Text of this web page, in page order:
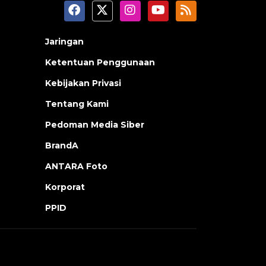
Jaringan
Ketentuan Penggunaan
Kebijakan Privasi
Tentang Kami
Pedoman Media Siber
BrandA
ANTARA Foto
Korporat
PPID